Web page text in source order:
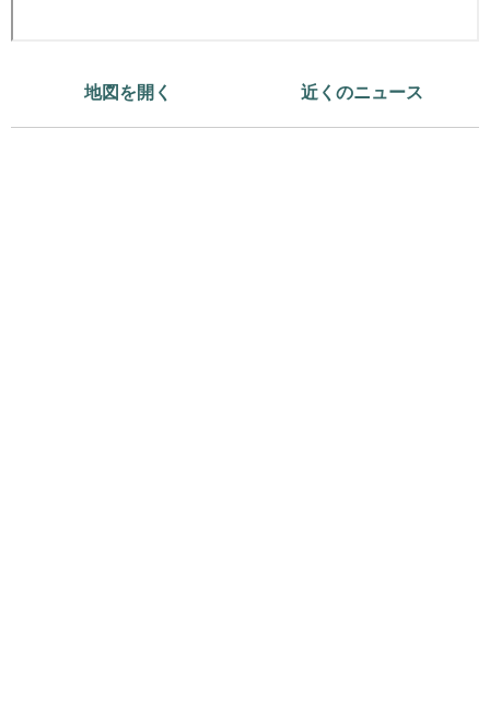
地図を開く 近くのニュース